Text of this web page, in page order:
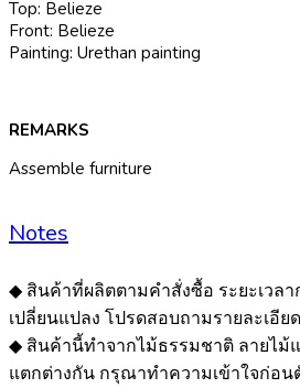
Top: Belieze
Front: Belieze
Painting: Urethan painting
REMARKS
Assemble furniture
Notes
◆ สินค้าที่ผลิตตามคำสั่งซื้อ ระยะเวลา
เปลี่ยนแปลง โปรดสอบถามรายละเอีย
◆ สินค้านี้ทำจากไม้ธรรมชาติ ลายไม้
แตกต่างกัน กรุณาทำความเข้าใจก่อน